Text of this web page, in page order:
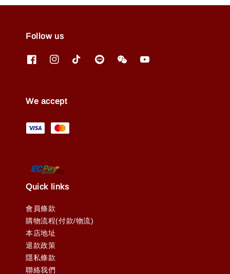
Follow us
We accept
Quick links
會員條款
購物流程(付款/物流)
本店地址
退款政策
隱私條款
聯絡我們